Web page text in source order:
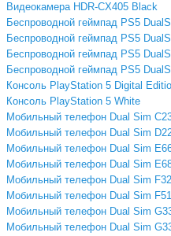
Видеокамера HDR-CX405 Black
Беспроводной геймпад PS5
Беспроводной геймпад PS5
Беспроводной геймпад PS5
Беспроводной геймпад PS5
Консоль PlayStation 5 Digital
Консоль PlayStation 5 White
Мобильный телефон Dual Sim
Мобильный телефон Dual Sim
Мобильный телефон Dual Sim
Мобильный телефон Dual Sim
Мобильный телефон Dual Sim
Мобильный телефон Dual Sim
Мобильный телефон Dual Sim
Мобильный телефон Dual Sim